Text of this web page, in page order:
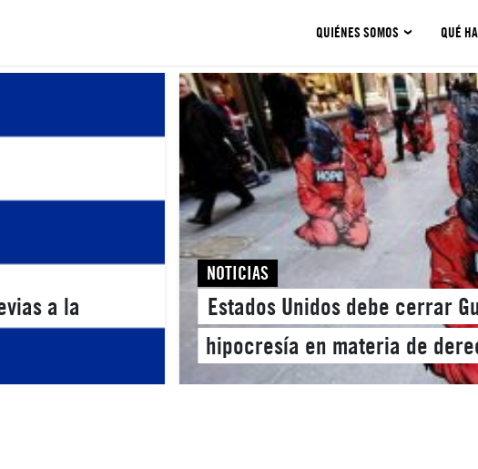
QUIÉNES SOMOS QUÉ
a la
NOTICIAS
Estados Unidos debe cerrar
hipocresía en materia de